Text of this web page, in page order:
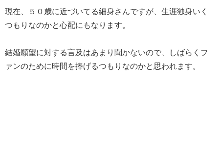
現在、５０歳に近づいてる細身さんですが、生涯独身いく
つもりなのかと心配にもなります。
結婚願望に対する言及はあまり聞かないので、しばらくフ
ァンのために時間を捧げるつもりなのかと思われます。